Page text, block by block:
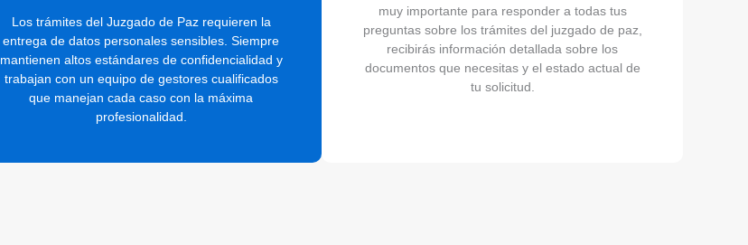
Los trámites del Juzgado de Paz requieren la
entrega de datos personales sensibles. Siempre
mantienen altos estándares de confidencialidad y
trabajan con un equipo de gestores cualificados
que manejan cada caso con la máxima
profesionalidad.
muy importante para responder a todas tus
preguntas sobre los trámites del juzgado de paz,
recibirás información detallada sobre los
documentos que necesitas y el estado actual de
tu solicitud.